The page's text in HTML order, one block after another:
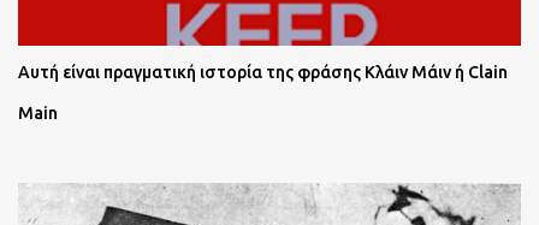
Αυτή είναι πραγματική ιστορία της φράσης Κλάιν Μάιν ή Clain
Main